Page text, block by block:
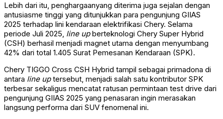
Lebih dari itu, penghargaanyang diterima juga sejalan dengan
antusiasme tinggi yang ditunjukkan para pengunjung GIIAS
2025 terhadap lini kendaraan elektrifikasi Chery. Selama
periode Juli 2025, line upberteknologi Chery Super Hybrid
(CSH) berhasil menjadi magnet utama dengan menyumbang
42% dari total 1.405 Surat Pemesanan Kendaraan (SPK).
Chery TIGGO Cross CSH Hybrid tampil sebagai primadona di
antara line uptersebut, menjadi salah satu kontributor SPK
terbesar sekaligus mencatat ratusan permintaan test drive dari
pengunjung GIIAS 2025 yang penasaran ingin merasakan
langsung performa dari SUV fenomenal ini.